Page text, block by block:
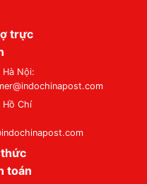
trực
Nội:
Hồ Chí
toán